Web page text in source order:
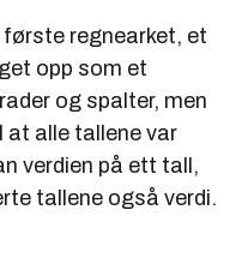
regnearket, et
opp som et
og spalter, men
at alle tallene var
verdien på ett tall,
tallene også verdi.